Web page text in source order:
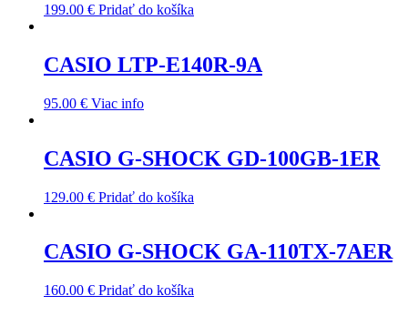
199.00 € Pridať do košíka
CASIO LTP-E140R-9A
95.00 € Viac info
CASIO G-SHOCK GD-100GB-1ER
129.00 € Pridať do košíka
CASIO G-SHOCK GA-110TX-7AER
160.00 € Pridať do košíka